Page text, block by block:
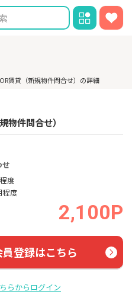
賃貸（新規物件問合せ）の詳細
件問合せ）
度
程度
2,100P
登録はこちら
らからログイン